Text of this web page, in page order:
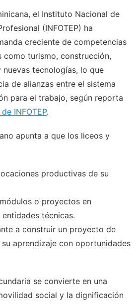
el Instituto Nacional de
(INFOTEP) ha
creciente de competencias
como turismo, construcción,
tecnologías, lo que
de alianzas entre el sistema
para el trabajo, según reporta
INFOTEP.
apunta a que los liceos y
productivas de su
o proyectos en
técnicas.
a construir un proyecto de
aprendizaje con oportunidades
se convierte en una
social y la dignificación